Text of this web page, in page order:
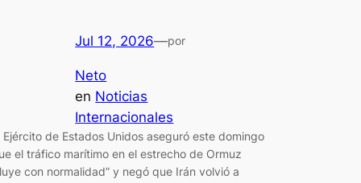
Jul 12, 2026—por
Neto
en Noticias
Internacionales
Ejército de Estados Unidos aseguró este domingo
el tráfico marítimo en el estrecho de Ormuz
con normalidad” y negó que Irán volvió a